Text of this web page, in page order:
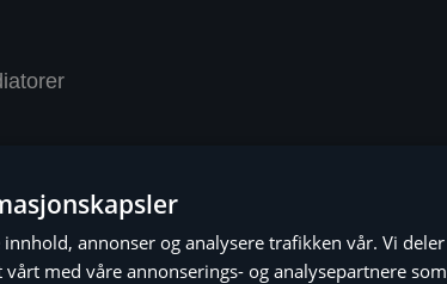
annonser og analysere trafikken vår. Vi deler
med våre annonserings- og analysepartnere som